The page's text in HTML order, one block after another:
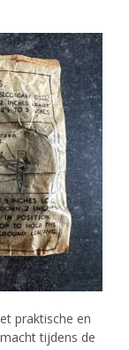
praktische en
tijdens de